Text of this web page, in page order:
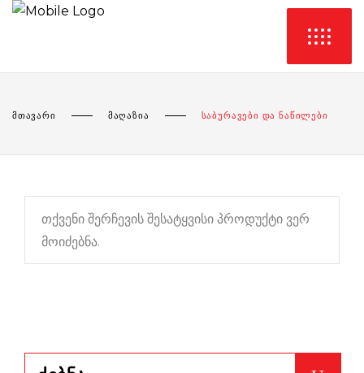
ᲛᲗᲐᲕᲐᲠᲘ ᲛᲐᲦᲐᲖᲘᲐ ᲡᲐᲑᲣᲠᲐᲕᲔᲑᲘ ᲓᲐ ᲜᲐᲬᲘᲚᲔᲑᲘ
თქვენი შერჩევის შესატყვისი პროდუქტი ვერ
მოიძებნა.